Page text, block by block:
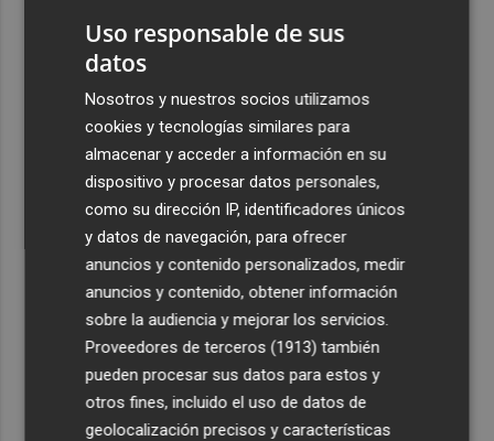
Foios se vuelca con Ferran Torres
Las '200 vidas' que llevaron a Paco Rabal de Águilas a la
cima del cine: un documental recupera la voz y la mirada
del actor
Recibe toda la actualidad de
Plaza Podcast en tu correo
Quiero suscribirme
Uso responsable de sus
datos
Nosotros y nuestros socios utilizamos
cookies y tecnologías similares para
almacenar y acceder a información en su
dispositivo y procesar datos personales,
como su dirección IP, identificadores únicos
y datos de navegación, para ofrecer
anuncios y contenido personalizados, medir
anuncios y contenido, obtener información
sobre la audiencia y mejorar los servicios.
Proveedores de terceros (1913) también
pueden procesar sus datos para estos y
otros fines, incluido el uso de datos de
geolocalización precisos y características